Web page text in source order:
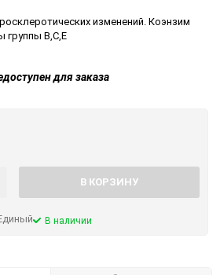
изменений. Коэнзим
группы B,C,E
для заказа
В КОРЗИНУ
В наличии